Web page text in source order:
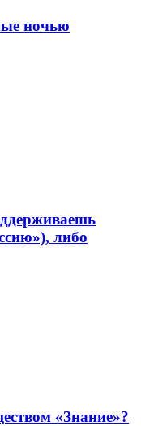
ночью
либо
«Знание»?